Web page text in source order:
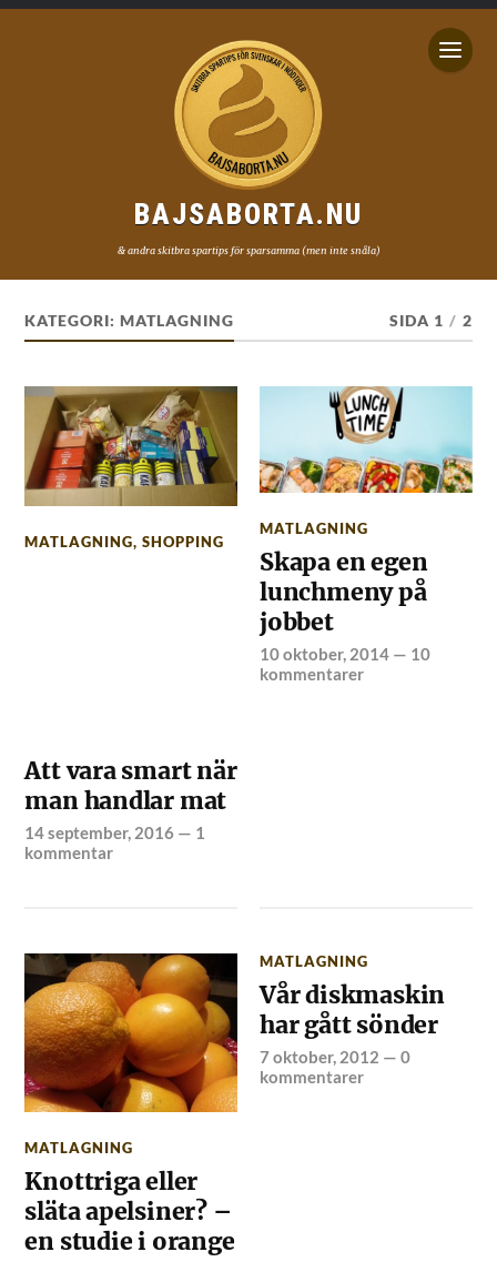
BAJSABORTA.NU
& andra skitbra spartips för sparsamma (men inte snåla)
KATEGORI:MATLAGNING SIDA 1 / 2
MATLAGNING,SHOPPING
Att vara smart när
man handlar mat
14 september, 2016 — 1
kommentar
MATLAGNING
Skapa en egen
lunchmeny på
jobbet
10 oktober, 2014 — 10
kommentarer
MATLAGNING
Knottriga eller
släta apelsiner? –
en studie i orange
MATLAGNING
Vår diskmaskin
har gått sönder
7 oktober, 2012 —0
kommentarer